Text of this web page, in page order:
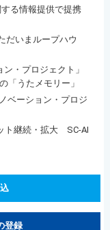
る情報提供で提携
だいまループハウ
・プロジェクト」
「うたメモリー」
ベーション・プロジ
ト継続・拡大 SC-AI
登録